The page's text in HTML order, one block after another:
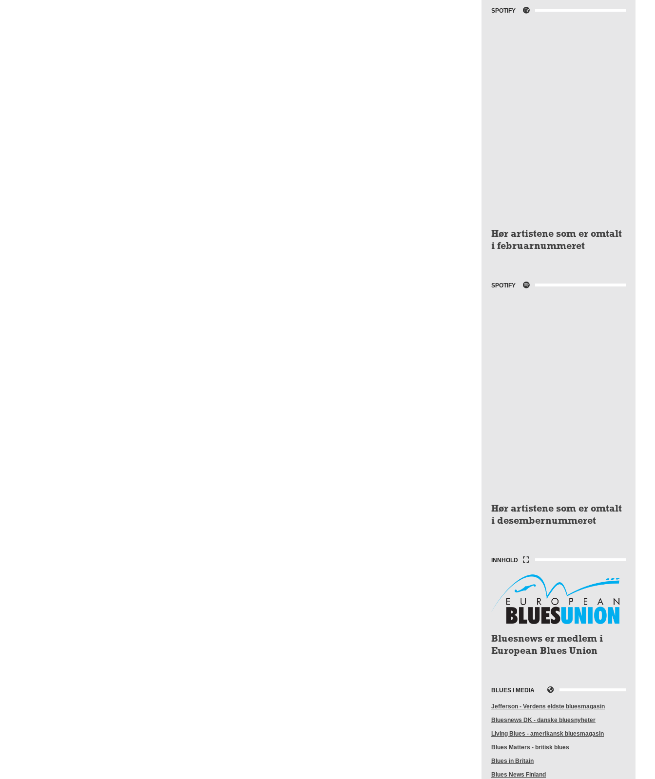
SPOTIFY
Hør artistene som er omtalt
i februarnummeret
SPOTIFY
Hør artistene som er omtalt
i desembernummeret
INNHOLD
Bluesnews er medlem i
European Blues Union
BLUES I MEDIA
Jefferson - Verdens eldste bluesmagasin
Bluesnews DK - danske bluesnyheter
Living Blues - amerikansk bluesmagasin
Blues Matters - britisk blues
Blues in Britain
Blues News Finland